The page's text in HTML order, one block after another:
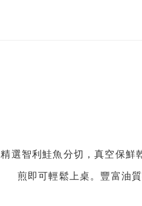
精選智利鮭魚分切，真空保鮮
煎即可輕鬆上桌。豐富油